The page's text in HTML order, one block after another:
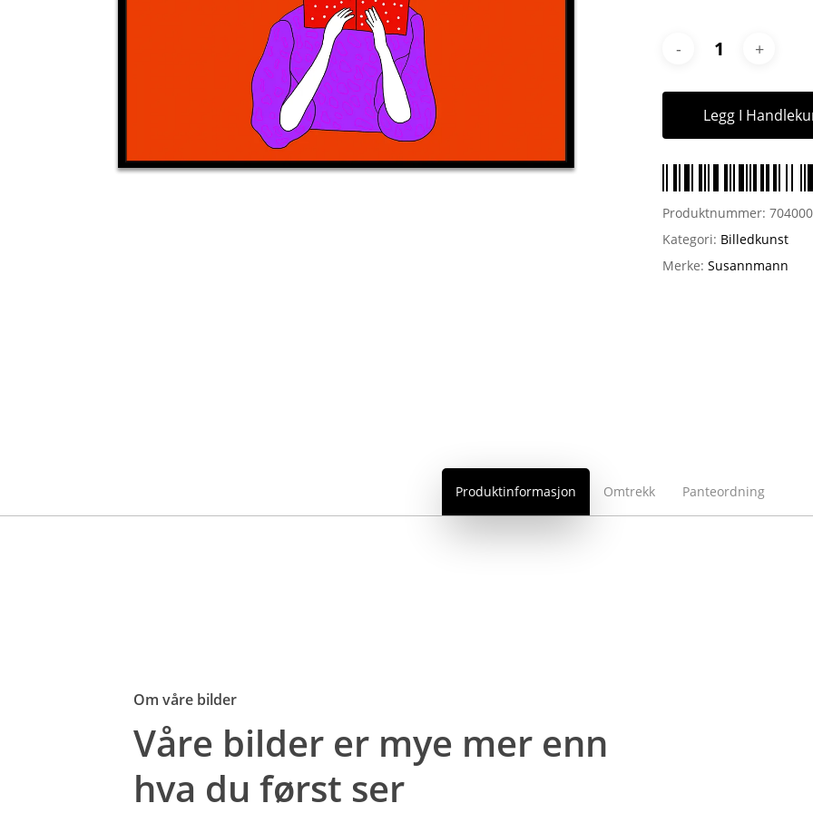
Legg I
Produktnummer:
Kategori: Billedkunst
Merke:Susannmann
Produktinformasjon Omtrekk Panteordning
Om våre bilder
Våre bilder er mye mer enn
hva du først ser